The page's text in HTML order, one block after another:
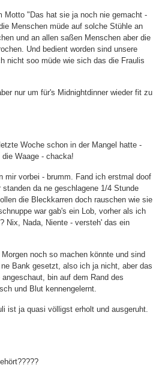
Motto "Das hat sie ja noch nie gemacht -
Menschen müde auf solche Stühle an
und an allen saßen Menschen aber die
Und bedient worden sind unsere
nicht soo müde wie sich das die Fraulis
nur um für's Midnightdinner wieder fit zu
Woche schon in der Mangel hatte -
Waage - chacka!
mir vorbei - brumm. Fand ich erstmal doof
da ne geschlagene 1/4 Stunde
die Bleckkarren doch rauschen wie sie
war gab's ein Lob, vorher als ich
Nix, Nada, Niente - versteh' das ein
noch so machen könnte und sind
Bank gesetzt, also ich ja nicht, aber das
bin auf dem Rand des
und Blut kennengelernt.
ist ja quasi völligst erholt und ausgeruht.